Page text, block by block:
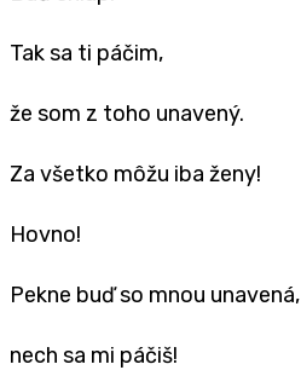
Tak sa ti páčim,
že som z toho unavený.
Za všetko môžu iba ženy!
Hovno!
Pekne buď so mnou unavená,
nech sa mi páčiš!